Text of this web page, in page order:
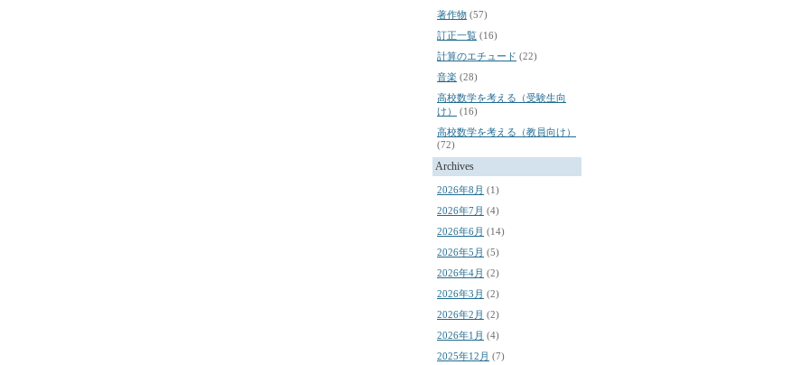
著作物 (57)
訂正一覧 (16)
計算のエチュード (22)
音楽 (28)
高校数学を考える（受験生向
け）
(16)
高校数学を考える（教員向け）
(72)
Archives
2026年8月 (1)
2026年7月 (4)
2026年6月 (14)
2026年5月 (5)
2026年4月 (2)
2026年3月 (2)
2026年2月 (2)
2026年1月 (4)
2025年12月 (7)